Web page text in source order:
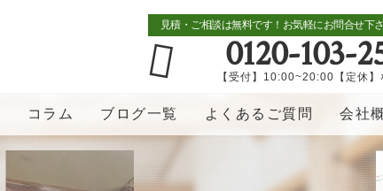
見積・ご相談は無料です！お気軽にお問合せ下
0120-103-
【受付】10:00~20:00【定休】
コラム ブログ一覧 よくあるご質問 会社